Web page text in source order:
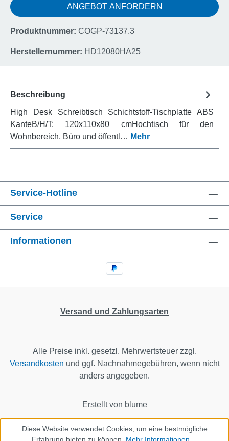
ANGEBOT ANFORDERN
Produktnummer: COGP-73137.3
Herstellernummer: HD12080HA25
Beschreibung
High Desk Schreibtisch Schichtstoff-Tischplatte ABS
KanteB/H/T: 120x110x80 cmHochtisch für den
Wohnbereich, Büro und öffentl… Mehr
Service-Hotline
Service
Informationen
Versand und Zahlungsarten
Alle Preise inkl. gesetzl. Mehrwertsteuer zzgl.
Versandkosten und ggf. Nachnahmegebühren, wenn nicht
anders angegeben.
Erstellt von blume
Diese Website verwendet Cookies, um eine bestmögliche